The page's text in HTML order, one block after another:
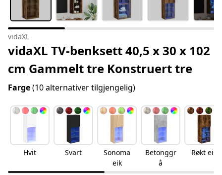
vidaXL
vidaXL TV-benksett 40,5 x 30 x 102
cm Gammelt tre Konstruert tre
Farge(10 alternativer tilgjengelig)
Hvit Svart
Sonoma
eik
Betonggr
å
Røkt eik